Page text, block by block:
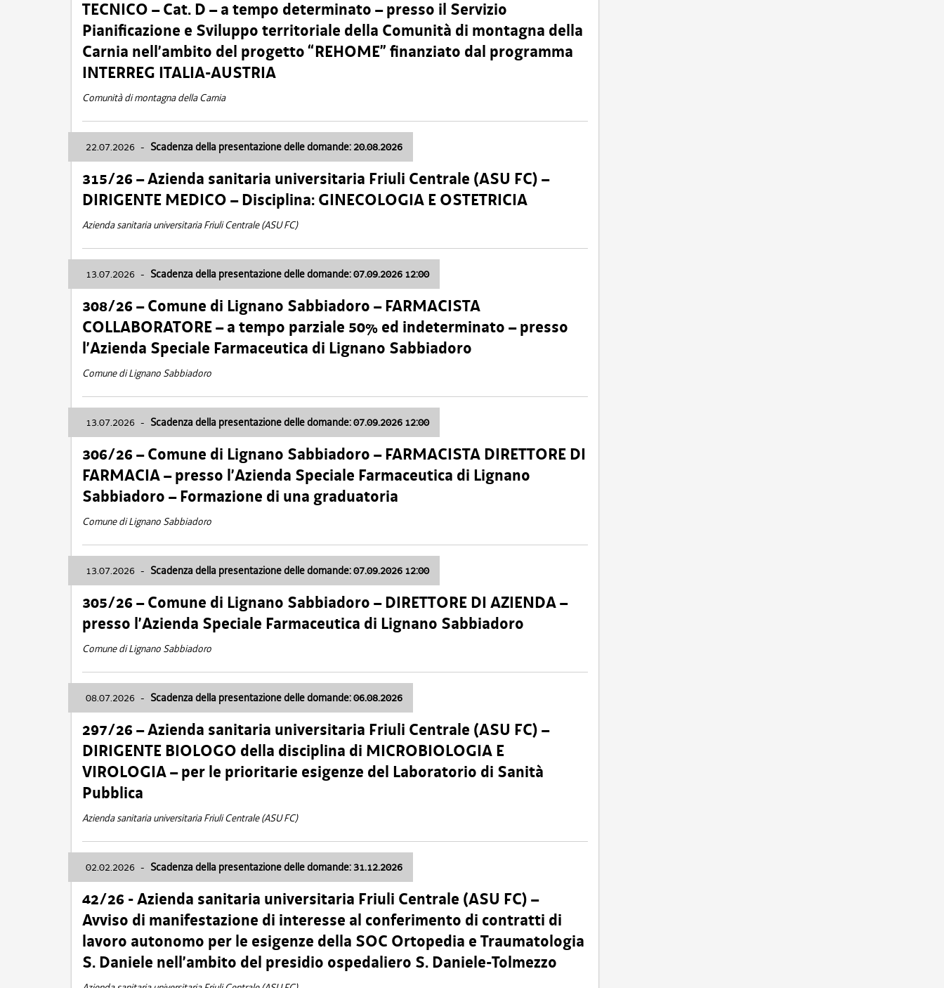
TECNICO – Cat. D – a tempo determinato – presso il Servizio
Pianificazione e Sviluppo territoriale della Comunità di montagna della
Carnia nell’ambito del progetto “REHOME” finanziato dal programma
INTERREG ITALIA-AUSTRIA
Comunità di montagna della Carnia
22.07.2026 - Scadenza della presentazione delle domande: 20.08.2026
315/26 – Azienda sanitaria universitaria Friuli Centrale (ASU FC) –
DIRIGENTE MEDICO – Disciplina: GINECOLOGIA E OSTETRICIA
Azienda sanitaria universitaria Friuli Centrale (ASU FC)
13.07.2026 - Scadenza della presentazione delle domande: 07.09.2026 12:00
308/26 – Comune di Lignano Sabbiadoro – FARMACISTA
COLLABORATORE – a tempo parziale 50% ed indeterminato – presso
l’Azienda Speciale Farmaceutica di Lignano Sabbiadoro
Comune di Lignano Sabbiadoro
13.07.2026 - Scadenza della presentazione delle domande: 07.09.2026 12:00
306/26 – Comune di Lignano Sabbiadoro – FARMACISTA DIRETTORE DI
FARMACIA – presso l’Azienda Speciale Farmaceutica di Lignano
Sabbiadoro – Formazione di una graduatoria
Comune di Lignano Sabbiadoro
13.07.2026 - Scadenza della presentazione delle domande: 07.09.2026 12:00
305/26 – Comune di Lignano Sabbiadoro – DIRETTORE DI AZIENDA –
presso l’Azienda Speciale Farmaceutica di Lignano Sabbiadoro
Comune di Lignano Sabbiadoro
08.07.2026 - Scadenza della presentazione delle domande: 06.08.2026
297/26 – Azienda sanitaria universitaria Friuli Centrale (ASU FC) –
DIRIGENTE BIOLOGO della disciplina di MICROBIOLOGIA E
VIROLOGIA – per le prioritarie esigenze del Laboratorio di Sanità
Pubblica
Azienda sanitaria universitaria Friuli Centrale (ASU FC)
02.02.2026 - Scadenza della presentazione delle domande: 31.12.2026
42/26 - Azienda sanitaria universitaria Friuli Centrale (ASU FC) –
Avviso di manifestazione di interesse al conferimento di contratti di
lavoro autonomo per le esigenze della SOC Ortopedia e Traumatologia
S. Daniele nell’ambito del presidio ospedaliero S. Daniele-Tolmezzo